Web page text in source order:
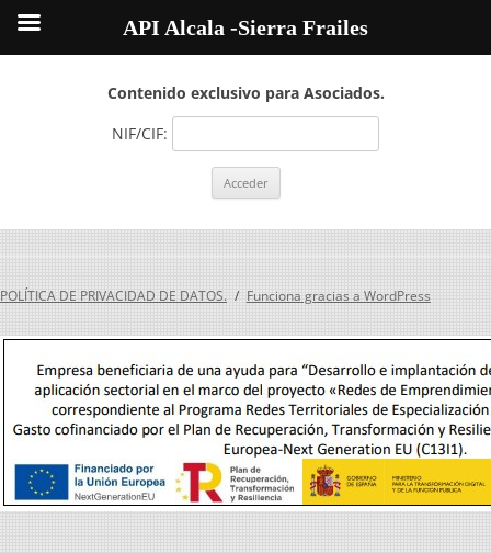
Contenido exclusivo para Asociados.
NIF/CIF:
POLÍTICA DE PRIVACIDAD DE DATOS. Funciona gracias a WordPress
API Alcala -Sierra Frailes